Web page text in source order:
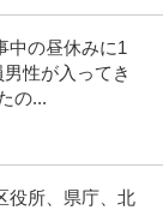
中の昼休みに1
性が入ってき
の...
役所、県庁、北